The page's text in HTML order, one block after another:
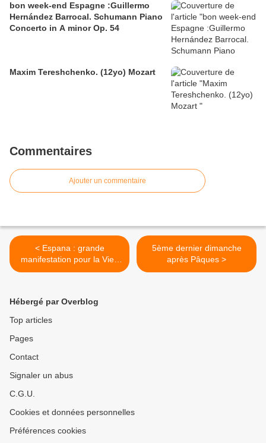
bon week-end Espagne :Guillermo
Hernández Barrocal. Schumann Piano
Concerto in A minor Op. 54
Maxim Tereshchenko. (12yo) Mozart
Commentaires
Ajouter un commentaire
< Espana : grande
manifestation pour la Vie .
dimanche 26 juin à 12h00.
5ème dernier dimanche
après Pâques >
Hébergé par Overblog
Top articles
Pages
Contact
Signaler un abus
C.G.U.
Cookies et données personnelles
Préférences cookies